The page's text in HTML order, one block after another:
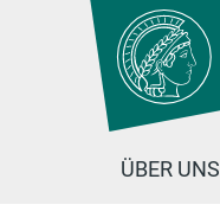
Hauptinhalt
ÜBER UNS